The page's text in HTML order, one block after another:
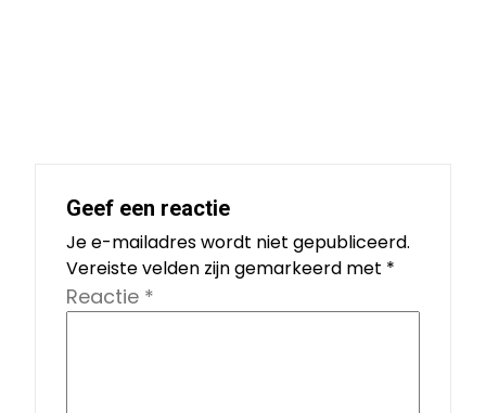
Geef een reactie
Je e-mailadres wordt niet gepubliceerd.
Vereiste velden zijn gemarkeerd met *
Reactie *